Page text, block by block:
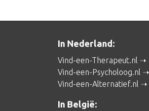
In Nederland:
Vind-een-Therapeut.nl
Vind-een-Psycholoog.nl
Vind-een-Alternatief.nl
In België: